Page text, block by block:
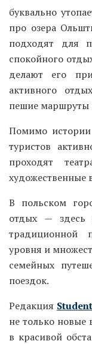
буквально
про озера
подходят для
спокойного
делают его
активного
пешие маршруты
Помимо
туристов
проходят
художественные
В польском
отдых — здесь
традиционной
уровня и
семейных
поездок.
Редакция
не только новые
в красивой